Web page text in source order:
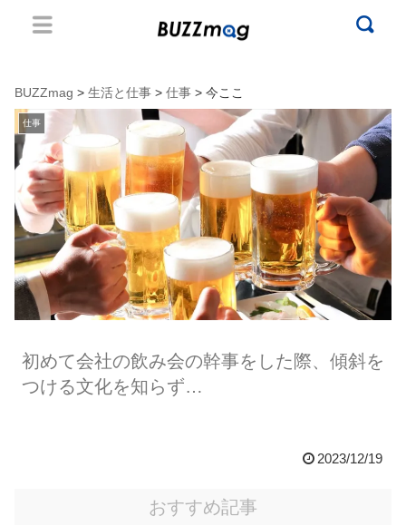
BUZZmag > 生活と仕事 > 仕事 > 今ここ
仕事
初めて会社の飲み会の幹事をした際、傾斜を
つける文化を知らず…
2023/12/19
おすすめ記事